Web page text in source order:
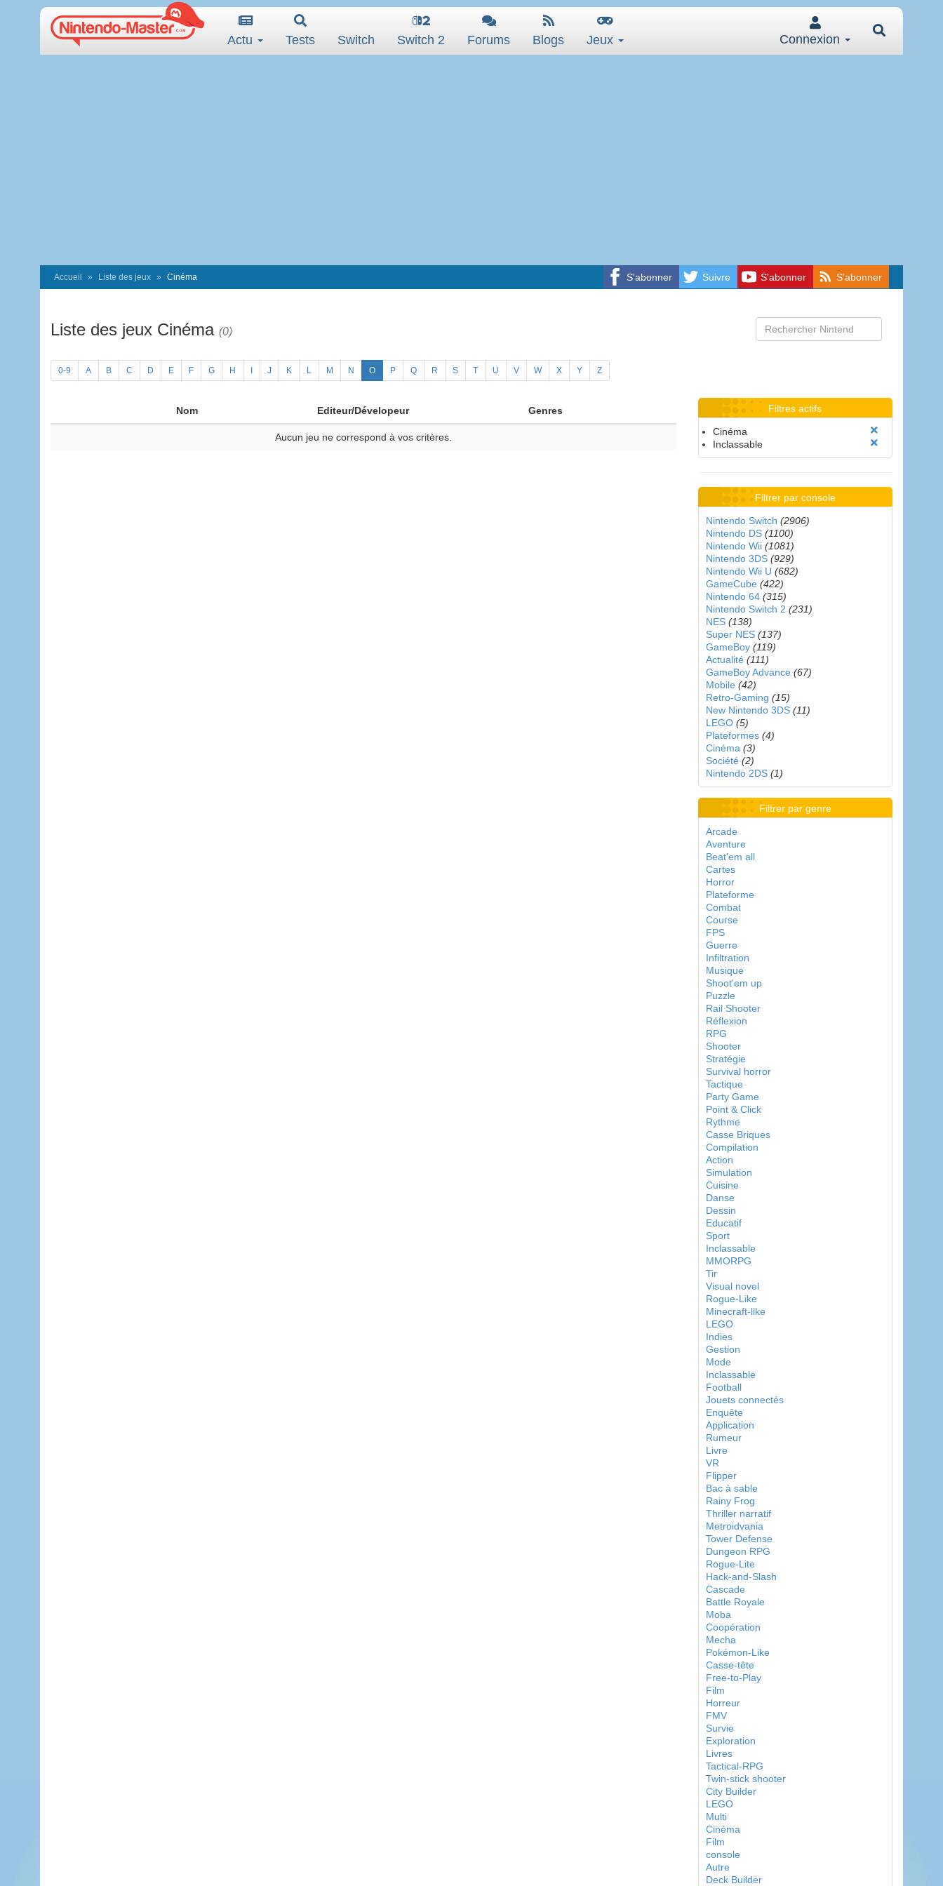
Actu Tests Switch Switch 2 Forums Blogs Jeux Connexion
S'abonner Suivre S'abonner S'abonner
Accueil Liste des jeux Cinéma
Liste des jeux Cinéma (0)
0-9 A B C D E F G H J K L M N O P Q R S T U V W X Y Z
Nom Editeur/Dévelopeur Genres
Aucun jeu ne correspond à vos critères.
Filtres actifs
Cinéma
Inclassable
Filtrer par console
Nintendo Switch (2906)
Nintendo DS (1100)
Nintendo Wii (1081)
Nintendo 3DS (929)
Nintendo Wii U (682)
GameCube (422)
Nintendo 64 (315)
Nintendo Switch 2 (231)
NES (138)
Super NES (137)
GameBoy (119)
Actualité (111)
GameBoy Advance (67)
Mobile (42)
Retro-Gaming (15)
New Nintendo 3DS (11)
LEGO (5)
Plateformes (4)
Cinéma (3)
Société (2)
Nintendo 2DS (1)
Filtrer par genre
Arcade
Aventure
Beat'em all
Cartes
Horror
Plateforme
Combat
Course
FPS
Guerre
Infiltration
Musique
Shoot'em up
Puzzle
Rail Shooter
Réflexion
RPG
Shooter
Stratégie
Survival horror
Tactique
Party Game
Point & Click
Rythme
Casse Briques
Compilation
Action
Simulation
Cuisine
Danse
Dessin
Educatif
Sport
Inclassable
MMORPG
Tir
Visual novel
Rogue-Like
Minecraft-like
LEGO
Indies
Gestion
Mode
Inclassable
Football
Jouets connectés
Enquête
Application
Rumeur
Livre
VR
Flipper
Bac à sable
Rainy Frog
Thriller narratif
Metroidvania
Tower Defense
Dungeon RPG
Rogue-Lite
Hack-and-Slash
Cascade
Battle Royale
Moba
Coopération
Mecha
Pokémon-Like
Casse-tête
Free-to-Play
Film
Horreur
FMV
Survie
Exploration
Livres
Tactical-RPG
Twin-stick shooter
City Builder
LEGO
Multi
Cinéma
Film
console
Autre
Deck Builder